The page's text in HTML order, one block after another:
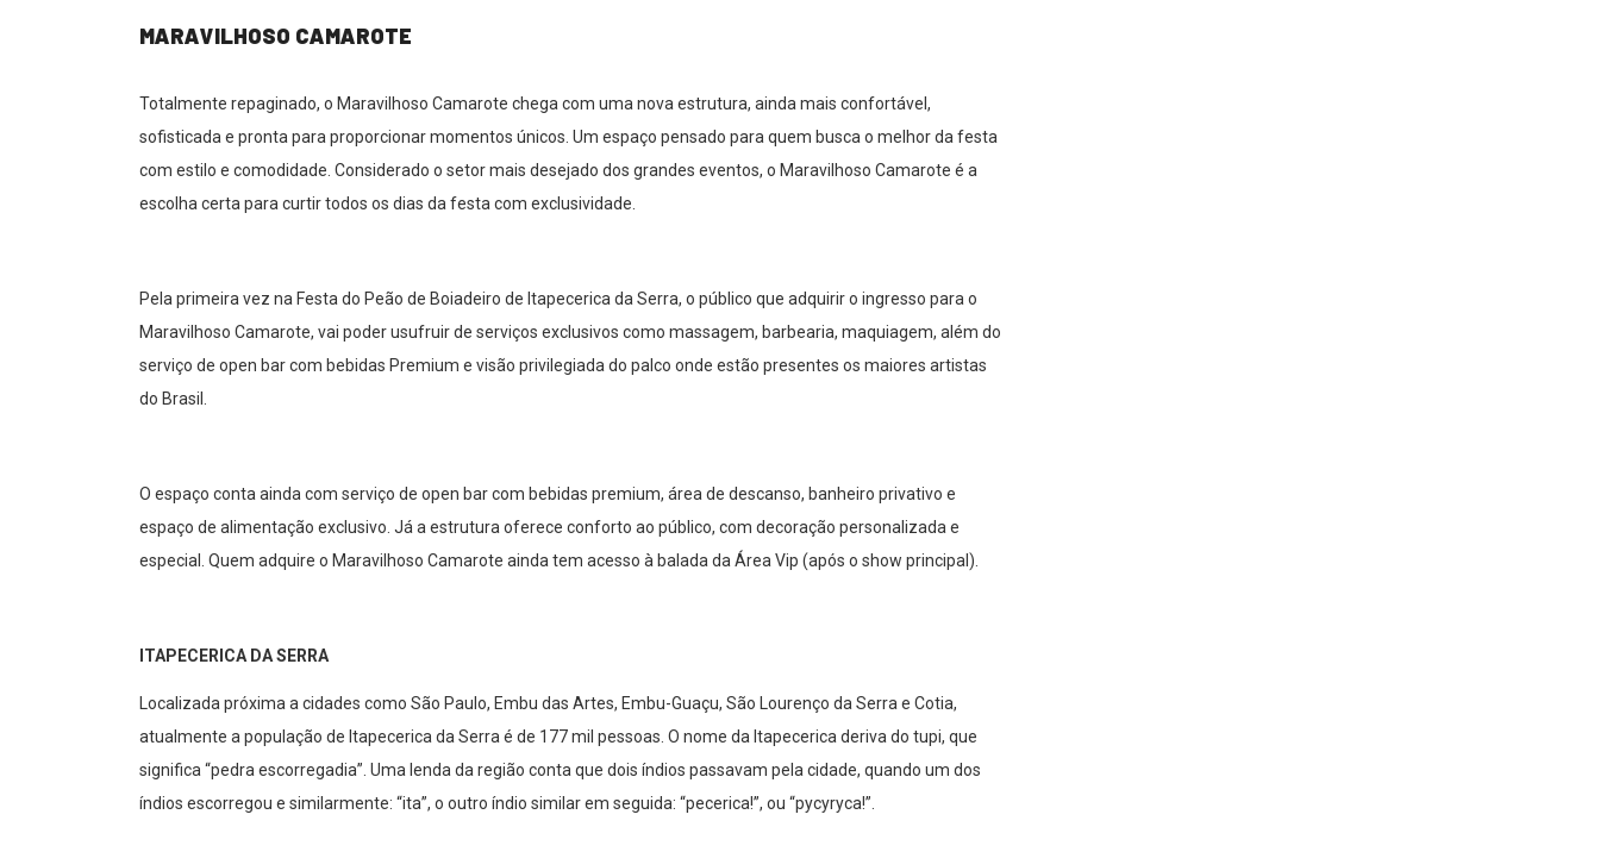
MARAVILHOSO CAMAROTE
Totalmente repaginado, o Maravilhoso Camarote chega com uma nova estrutura, ainda mais confortável,
sofisticada e pronta para proporcionar momentos únicos. Um espaço pensado para quem busca o melhor da festa
com estilo e comodidade. Considerado o setor mais desejado dos grandes eventos, o Maravilhoso Camarote é a
escolha certa para curtir todos os dias da festa com exclusividade.
Pela primeira vez na Festa do Peão de Boiadeiro de Itapecerica da Serra, o público que adquirir o ingresso para o
Maravilhoso Camarote, vai poder usufruir de serviços exclusivos como massagem, barbearia, maquiagem, além do
serviço de open bar com bebidas Premium e visão privilegiada do palco onde estão presentes os maiores artistas
do Brasil.
O espaço conta ainda com serviço de open bar com bebidas premium, área de descanso, banheiro privativo e
espaço de alimentação exclusivo. Já a estrutura oferece conforto ao público, com decoração personalizada e
especial. Quem adquire o Maravilhoso Camarote ainda tem acesso à balada da Área Vip (após o show principal).
ITAPECERICA DA SERRA
Localizada próxima a cidades como São Paulo, Embu das Artes, Embu-Guaçu, São Lourenço da Serra e Cotia,
atualmente a população de Itapecerica da Serra é de 177 mil pessoas. O nome da Itapecerica deriva do tupi, que
significa “pedra escorregadia”. Uma lenda da região conta que dois índios passavam pela cidade, quando um dos
índios escorregou e similarmente: “ita”, o outro índio similar em seguida: “pecerica!”, ou “pycyryca!”.